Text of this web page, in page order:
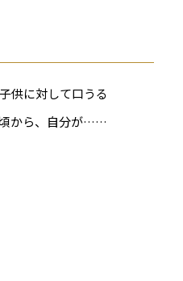
供に対して口うる
頃から、自分が……